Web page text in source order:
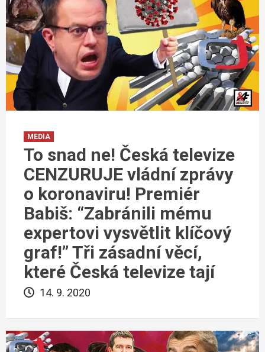
MEDIA
To snad ne! Česká televize
CENZURUJE vládní zprávy
o koronaviru! Premiér
Babiš: “Zabránili mému
expertovi vysvětlit klíčový
graf!” Tři zásadní věcí,
které Česká televize tají
14. 9. 2020